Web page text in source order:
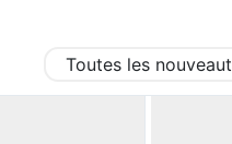
Toutes les